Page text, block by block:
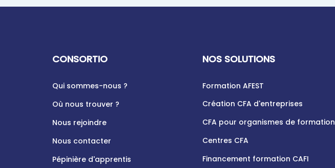
CONSORTIO
Qui sommes-nous ?
Où nous trouver ?
Nous rejoindre
Nous contacter
Pépinière d'apprentis
NOS SOLUTIONS
Formation AFEST
Création CFA d'entreprises
CFA pour organismes de formation
Centres CFA
Financement formation CAFI